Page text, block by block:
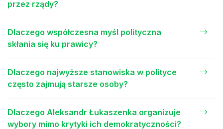
przez rządy?
Dlaczego współczesna myśl polityczna
skłania się ku prawicy?
Dlaczego najwyższe stanowiska w polityce
często zajmują starsze osoby?
Dlaczego Aleksandr Łukaszenka organizuje
wybory mimo krytyki ich demokratyczności?